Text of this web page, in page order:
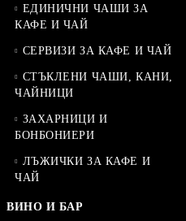
ЕДИНИЧНИ ЧАШИ ЗА
КАФЕ И ЧАЙ
СЕРВИЗИ ЗА КАФЕ И ЧАЙ
СТЪКЛЕНИ ЧАШИ, КАНИ,
ЧАЙНИЦИ
ЗАХАРНИЦИ И
БОНБОНИЕРИ
ЛЪЖИЧКИ ЗА КАФЕ И
ЧАЙ
ВИНО И БАР